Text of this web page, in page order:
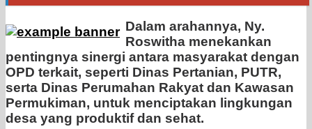
Dalam arahannya, Ny.
Roswitha menekankan
pentingnya sinergi antara masyarakat dengan
OPD terkait, seperti Dinas Pertanian, PUTR,
serta Dinas Perumahan Rakyat dan Kawasan
Permukiman, untuk menciptakan lingkungan
desa yang produktif dan sehat.